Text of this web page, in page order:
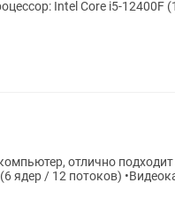
отлично подходит
ядер / 12 потоков)